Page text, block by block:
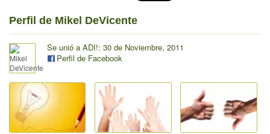
Perfil de Mikel DeVicente
Se unió a ADI!: 30 de Noviembre, 2011
Perfil de Facebook